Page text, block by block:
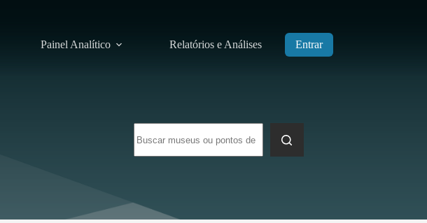
Painel Analítico Relatórios e Análises Entrar
resultados